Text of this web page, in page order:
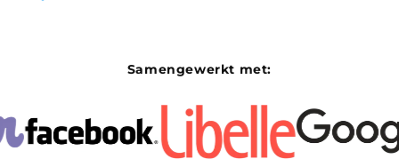
Samengewerkt met: